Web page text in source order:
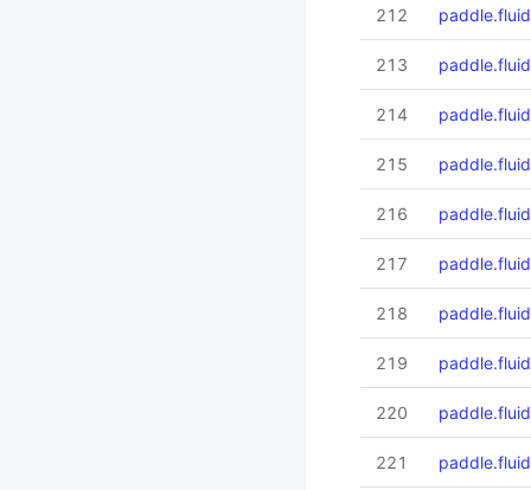
212
213
214
215
216
217
218
219
220
221